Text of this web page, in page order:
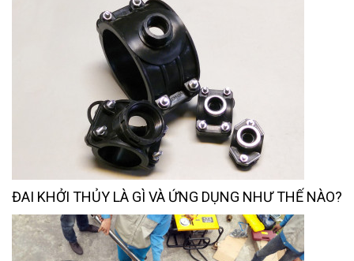
ĐAI KHỞI THỦY LÀ GÌ VÀ ỨNG DỤNG NHƯ THẾ NÀO?